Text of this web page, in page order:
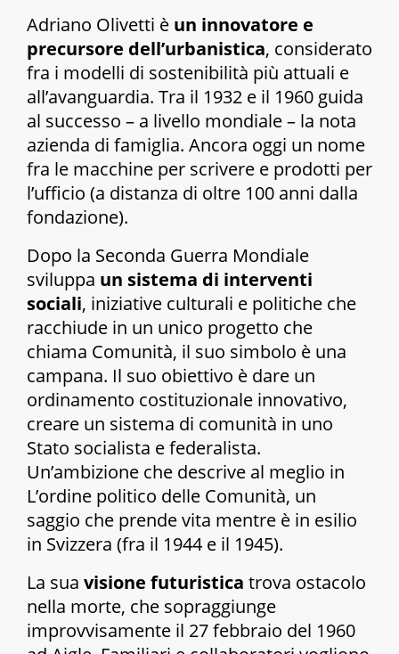
Adriano Olivetti è un innovatore e
precursore dell’urbanistica, considerato
fra i modelli di sostenibilità più attuali e
all’avanguardia. Tra il 1932 e il 1960 guida
al successo – a livello mondiale – la nota
azienda di famiglia. Ancora oggi un nome
fra le macchine per scrivere e prodotti per
l’ufficio (a distanza di oltre 100 anni dalla
fondazione).
Dopo la Seconda Guerra Mondiale
sviluppa un sistema di interventi
sociali, iniziative culturali e politiche che
racchiude in un unico progetto che
chiama Comunità, il suo simbolo è una
campana. Il suo obiettivo è dare un
ordinamento costituzionale innovativo,
creare un sistema di comunità in uno
Stato socialista e federalista.
Un’ambizione che descrive al meglio in
L’ordine politico delle Comunità, un
saggio che prende vita mentre è in esilio
in Svizzera (fra il 1944 e il 1945).
La sua visione futuristica trova ostacolo
nella morte, che sopraggiunge
improvvisamente il 27 febbraio del 1960